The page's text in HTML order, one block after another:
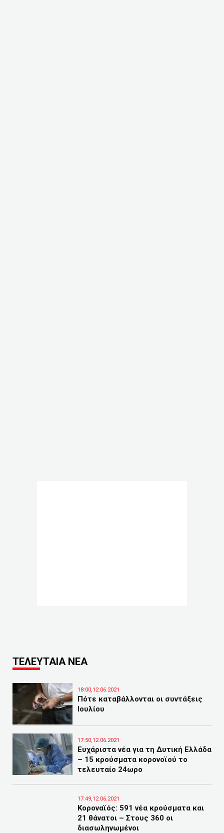
ΤΕΛΕΥΤΑΙΑ ΝΕΑ
18:00,12.06.2021
Πότε καταβάλλονται οι συντάξεις
Ιουλίου
17:50,12.06.2021
Ευχάριστα νέα για τη Δυτική Ελλάδα
– 15 κρούσματα κορονοϊού το
τελευταίο 24ωρο
17:49,12.06.2021
Κοροναϊός: 591 νέα κρούσματα και
21 θάνατοι – Στους 360 οι
διασωληνωμένοι